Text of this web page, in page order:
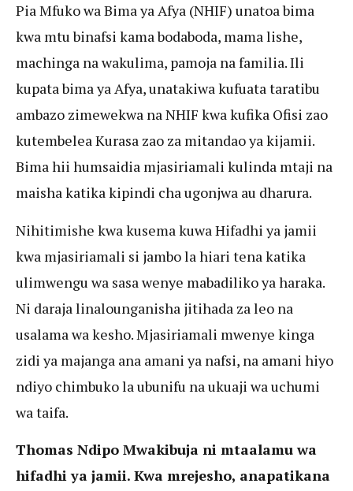
Pia Mfuko wa Bima ya Afya (NHIF) unatoa bima
kwa mtu binafsi kama bodaboda, mama lishe,
machinga na wakulima, pamoja na familia. Ili
kupata bima ya Afya, unatakiwa kufuata taratibu
ambazo zimewekwa na NHIF kwa kufika Ofisi zao
kutembelea Kurasa zao za mitandao ya kijamii.
Bima hii humsaidia mjasiriamali kulinda mtaji na
maisha katika kipindi cha ugonjwa au dharura.
Nihitimishe kwa kusema kuwa Hifadhi ya jamii
kwa mjasiriamali si jambo la hiari tena katika
ulimwengu wa sasa wenye mabadiliko ya haraka.
Ni daraja linalounganisha jitihada za leo na
usalama wa kesho. Mjasiriamali mwenye kinga
zidi ya majanga ana amani ya nafsi, na amani hiyo
ndiyo chimbuko la ubunifu na ukuaji wa uchumi
wa taifa.
Thomas Ndipo Mwakibuja ni mtaalamu wa
hifadhi ya jamii. Kwa mrejesho, anapatikana